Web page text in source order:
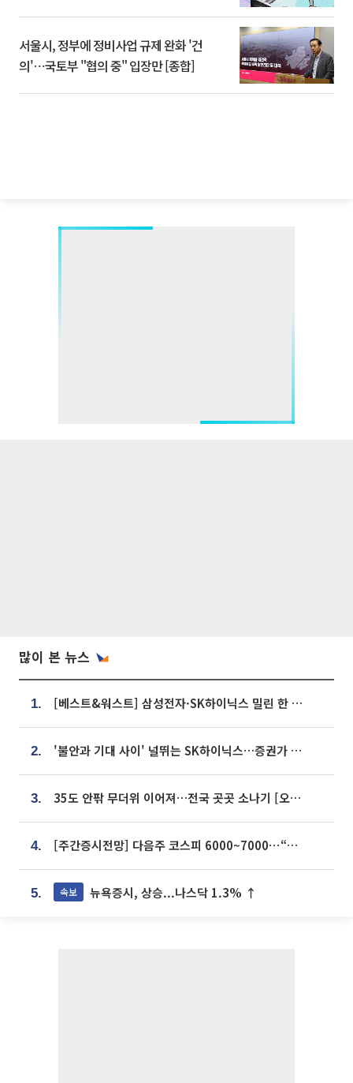
서울시, 정부에 정비사업 규제 완화 '건
의'⋯국토부 "협의 중" 입장만 [종합]
많이 본 뉴스
1. [베스트&워스트] 삼성전자·SK하이닉스 밀린 한 주…상상인증권은 85% 급등
2. '불안과 기대 사이' 널뛰는 SK하이닉스…증권가 "HBM4·LTA 기반 펀터멘털 견고"
3. 35도 안팎 무더위 이어져…전국 곳곳 소나기 [오늘 날씨]
4. [주간증시전망] 다음주 코스피 6000~7000⋯“外人 수급은 정책이 변수”
5. 속보 뉴욕증시, 상승...나스닥 1.3% ↑